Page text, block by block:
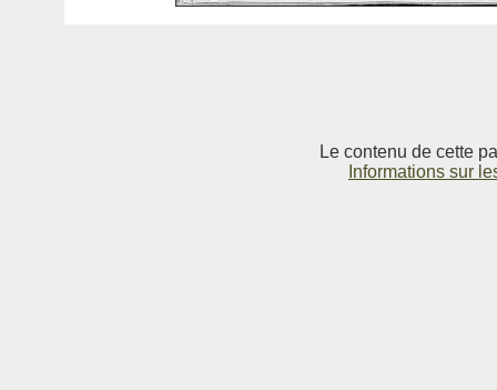
Le contenu de cette
Informations sur